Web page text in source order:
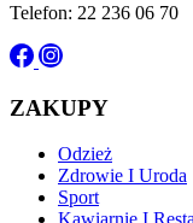
Telefon: 22 236 06 70
ZAKUPY
Odzież
Zdrowie I Uroda
Sport